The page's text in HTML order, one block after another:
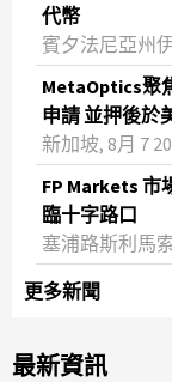
代幣
賓夕法尼亞州
MetaOptics聚
申請 並押後於
新加坡, 8月 7
FP Markets 市
臨十字路口
塞浦路斯利馬
更多新聞
最新資訊